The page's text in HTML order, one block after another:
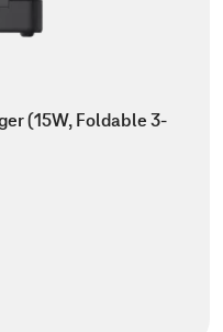
(15W, Foldable 3-